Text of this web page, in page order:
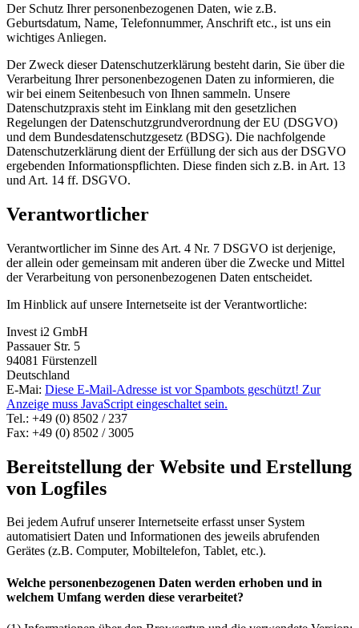
Der Schutz Ihrer personenbezogenen Daten, wie z.B.
Geburtsdatum, Name, Telefonnummer, Anschrift etc., ist uns ein
wichtiges Anliegen.
Der Zweck dieser Datenschutzerklärung besteht darin, Sie über die
Verarbeitung Ihrer personenbezogenen Daten zu informieren, die
wir bei einem Seitenbesuch von Ihnen sammeln. Unsere
Datenschutzpraxis steht im Einklang mit den gesetzlichen
Regelungen der Datenschutzgrundverordnung der EU (DSGVO)
und dem Bundesdatenschutzgesetz (BDSG). Die nachfolgende
Datenschutzerklärung dient der Erfüllung der sich aus der DSGVO
ergebenden Informationspflichten. Diese finden sich z.B. in Art. 13
und Art. 14 ff. DSGVO.
Verantwortlicher
Verantwortlicher im Sinne des Art. 4 Nr. 7 DSGVO ist derjenige,
der allein oder gemeinsam mit anderen über die Zwecke und Mittel
der Verarbeitung von personenbezogenen Daten entscheidet.
Im Hinblick auf unsere Internetseite ist der Verantwortliche:
Invest i2 GmbH
Passauer Str. 5
94081 Fürstenzell
Deutschland
E-Mai: Diese E-Mail-Adresse ist vor Spambots geschützt! Zur
Anzeige muss JavaScript eingeschaltet sein.
Tel.: +49 (0) 8502 / 237
Fax: +49 (0) 8502 / 3005
Bereitstellung der Website und Erstellung
von Logfiles
Bei jedem Aufruf unserer Internetseite erfasst unser System
automatisiert Daten und Informationen des jeweils abrufenden
Gerätes (z.B. Computer, Mobiltelefon, Tablet, etc.).
Welche personenbezogenen Daten werden erhoben und in
welchem Umfang werden diese verarbeitet?